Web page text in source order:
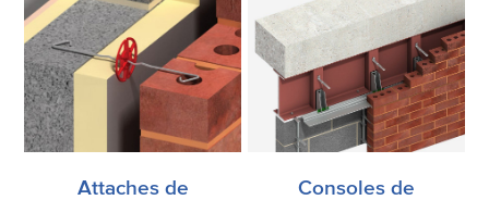
Attaches de
Consoles de